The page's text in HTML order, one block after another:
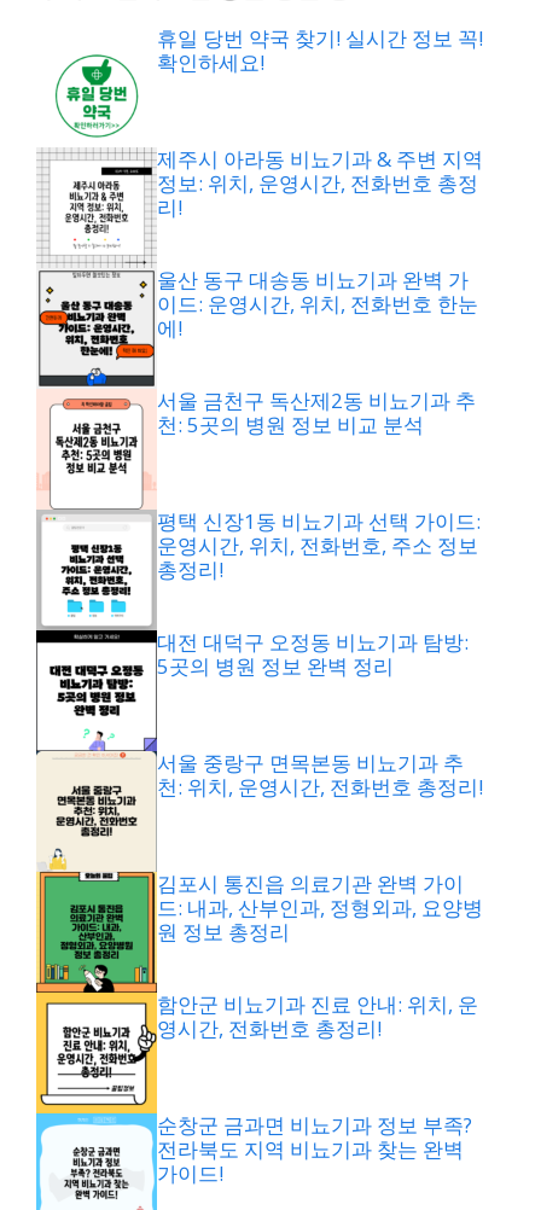
휴일 당번 약국 찾기! 실시간 정보 꼭!
확인하세요!
제주시 아라동 비뇨기과 & 주변 지역
정보: 위치, 운영시간, 전화번호 총정
리!
울산 동구 대송동 비뇨기과 완벽 가
이드: 운영시간, 위치, 전화번호 한눈
에!
서울 금천구 독산제2동 비뇨기과 추
천: 5곳의 병원 정보 비교 분석
평택 신장1동 비뇨기과 선택 가이드:
운영시간, 위치, 전화번호, 주소 정보
총정리!
대전 대덕구 오정동 비뇨기과 탐방:
5곳의 병원 정보 완벽 정리
서울 중랑구 면목본동 비뇨기과 추
천: 위치, 운영시간, 전화번호 총정리!
김포시 통진읍 의료기관 완벽 가이
드: 내과, 산부인과, 정형외과, 요양병
원 정보 총정리
함안군 비뇨기과 진료 안내: 위치, 운
영시간, 전화번호 총정리!
순창군 금과면 비뇨기과 정보 부족?
전라북도 지역 비뇨기과 찾는 완벽
가이드!